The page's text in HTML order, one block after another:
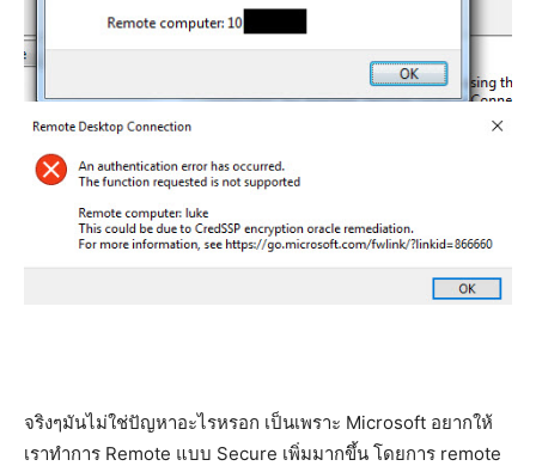
จริงๆมันไม่ใช่ปัญหาอะไรหรอก เป็นเพราะ Microsoft อยากให้
เราทำการ Remote แบบ Secure เพิ่มมากขึ้น โดยการ remote